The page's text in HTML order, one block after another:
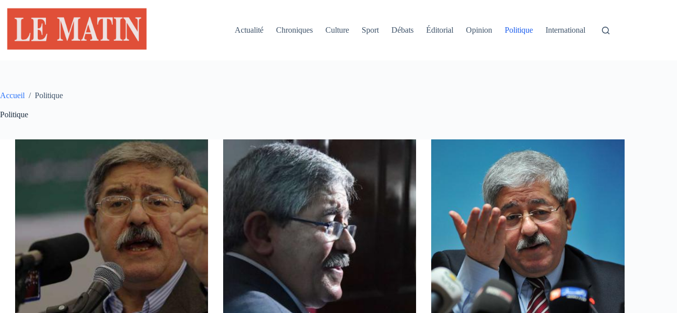
contenu
Actualité
Chroniques Culture Sport Débats Éditorial Opinion Politique International
Accueil / Politique
Politique